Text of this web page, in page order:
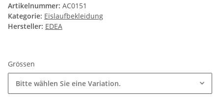
Artikelnummer: AC0151
Kategorie: Eislaufbekleidung
Hersteller: EDEA
Grössen
Bitte wählen Sie eine Variation.